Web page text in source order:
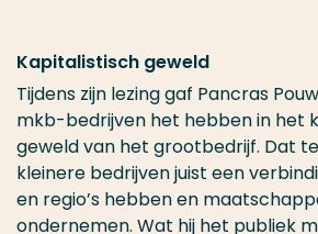
Kapitalistisch geweld
Tijdens zijn lezing gaf Pancras
mkb-bedrijven het hebben in het
geweld van het grootbedrijf. Dat
kleinere bedrijven juist een
en regio’s hebben en
ondernemen. Wat hij het publiek